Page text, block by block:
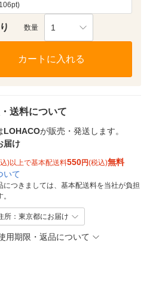
数量 1
カートに入れる
送料について
LOHACOが販売・発送します。
届け
)以上で基本配送料550円(税込)無料
いて
につきましては、基本配送料を当社が負担
所：東京都にお届け
用期限・返品について